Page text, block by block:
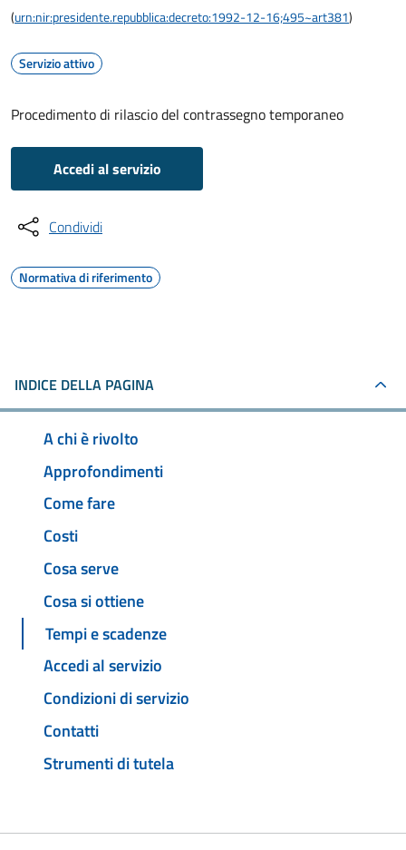
(urn:nir:presidente.repubblica:decreto:1992-12-16;495~art381)
Servizio attivo
Procedimento di rilascio del contrassegno temporaneo
Accedi al servizio
Condividi
Normativa di riferimento
INDICE DELLA PAGINA
A chi è rivolto
Approfondimenti
Come fare
Costi
Cosa serve
Cosa si ottiene
Tempi e scadenze
Accedi al servizio
Condizioni di servizio
Contatti
Strumenti di tutela